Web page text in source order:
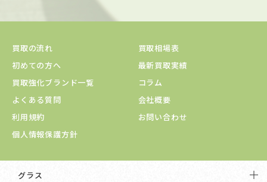
買取の流れ
買取相場表
初めての方へ
最新買取実績
買取強化ブランド一覧
コラム
よくある質問
会社概要
利用規約
お問い合わせ
個人情報保護方針
グラス